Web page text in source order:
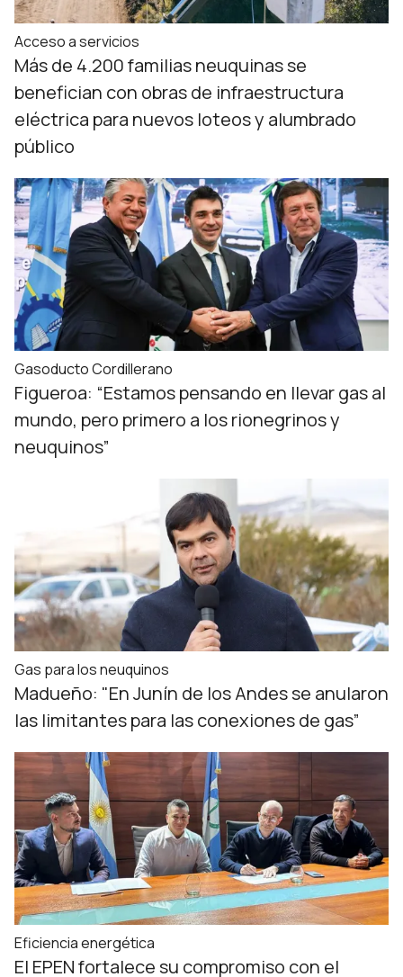
Acceso a servicios
Más de 4.200 familias neuquinas se
benefician con obras de infraestructura
eléctrica para nuevos loteos y alumbrado
público
Gasoducto Cordillerano
Figueroa: “Estamos pensando en llevar gas al
mundo, pero primero a los rionegrinos y
neuquinos”
Gas para los neuquinos
Madueño: "En Junín de los Andes se anularon
las limitantes para las conexiones de gas”
Eficiencia energética
El EPEN fortalece su compromiso con el